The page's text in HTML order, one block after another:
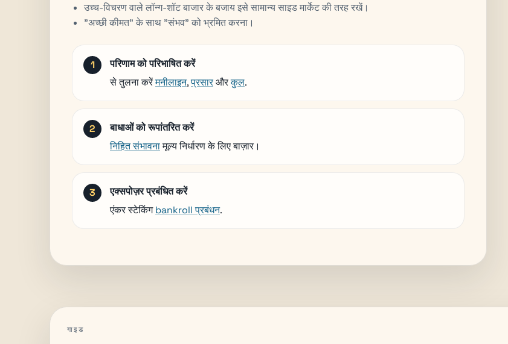
उच्च-विचरण वाले लॉन्ग-शॉट बाजार के बजाय इसे सामान्य साइड मार्केट की तरह रखें।
"अच्छी कीमत" के साथ "संभव" को भ्रमित करना।
परिणाम को परिभाषित करें
से तुलना करेंमनीलाइन,प्रसारऔरकुल.
बाधाओं को रूपांतरित करें
निहित संभावनामूल्य निर्धारण के लिए बाज़ार।
एक्सपोज़र प्रबंधित करें
एंकर स्टेकिंगbankroll प्रबंधन.
गाइड